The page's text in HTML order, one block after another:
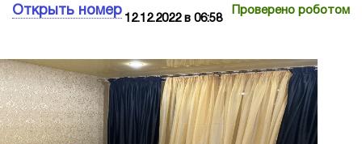
Открыть номер Проверено роботом
12.12.2022 в 06:58